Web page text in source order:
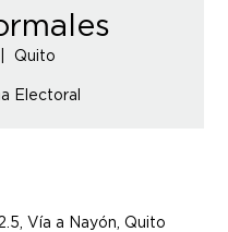
Quito
Electoral
Vía a Nayón, Quito